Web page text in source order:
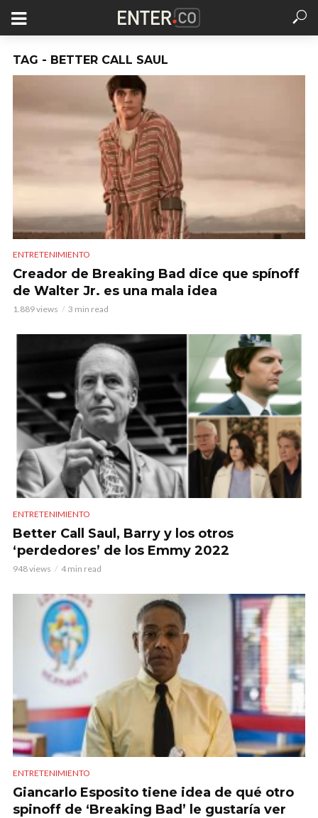
TAG - BETTER CALL SAUL
ENTRETENIMIENTO
Creador de Breaking Bad dice que spínoff
de Walter Jr. es una mala idea
1.889 views 3 min read
ENTRETENIMIENTO
Better Call Saul, Barry y los otros
‘perdedores’ de los Emmy 2022
948 views 4 min read
ENTRETENIMIENTO
Giancarlo Esposito tiene idea de qué otro
spinoff de ‘Breaking Bad’ le gustaría ver